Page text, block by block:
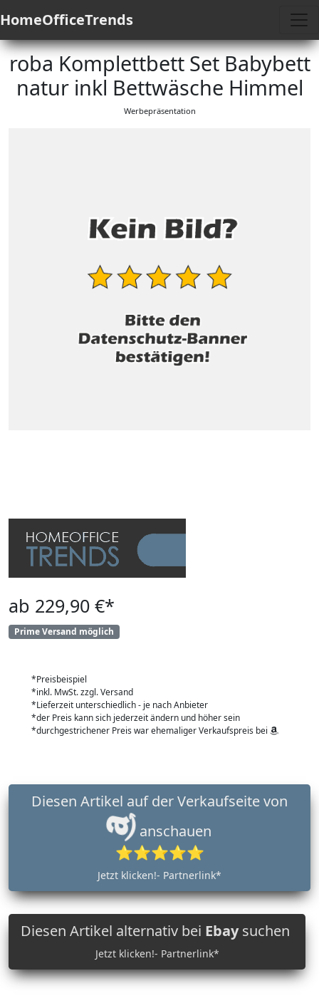
HomeOfficeTrends
roba Komplettbett Set Babybett
natur inkl Bettwäsche Himmel
Werbepräsentation
ab 229,90 €*
Prime Versand möglich
*Preisbeispiel
*inkl. MwSt. zzgl. Versand
*Lieferzeit unterschiedlich - je nach Anbieter
*der Preis kann sich jederzeit ändern und höher sein
*durchgestrichener Preis war ehemaliger Verkaufspreis bei
anschauen
⭐⭐⭐⭐⭐
Jetzt klicken!- Partnerlink*
Diesen Artikel alternativ bei Ebaysuchen
Jetzt klicken!- Partnerlink*